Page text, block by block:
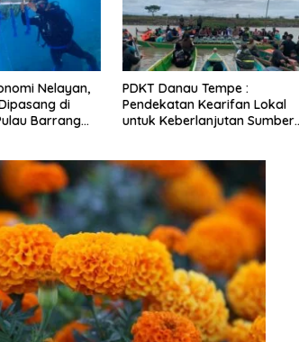
:
Lokal
Sumber
Cara Mengatasi Penyakit PMK
pada Sapi Perah Secara Alami
dan Medis